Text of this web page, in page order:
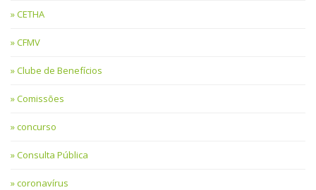
CETHA
CFMV
Clube de Benefícios
Comissões
concurso
Consulta Pública
coronavírus